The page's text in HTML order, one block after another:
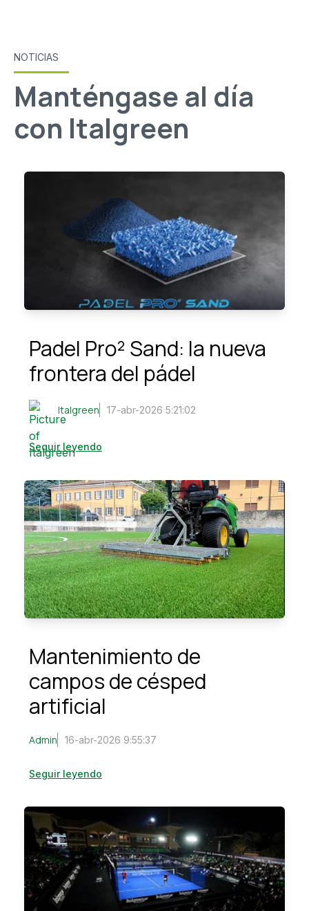
NOTICIAS
Manténgase al día
con Italgreen
Padel Pro² Sand: la nueva
frontera del pádel
Italgreen 17-abr-2026 5:21:02
Seguir leyendo
Mantenimiento de
campos de césped
artificial
Admin 16-abr-2026 9:55:37
Seguir leyendo